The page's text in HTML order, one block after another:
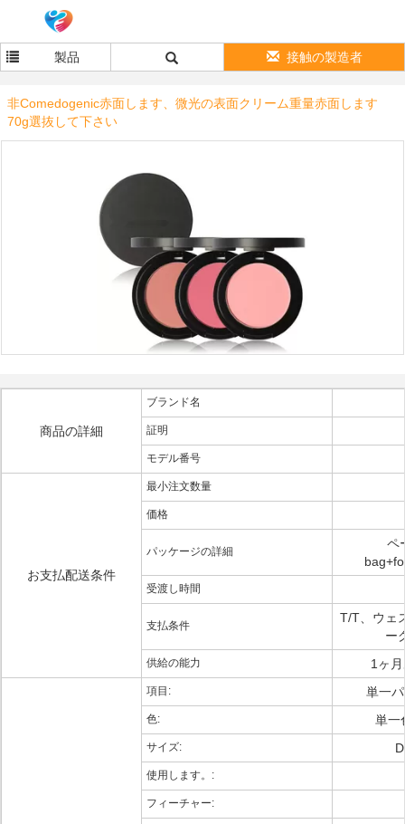
製品 接触の製造者
非Comedogenic赤面します、微光の表面クリーム重量赤面します
70g選抜して下さい
商品の詳細
ブランド名
証明
モデル番号
お支払配送条件
最小注文数量
価格
パッケージの詳細
ペ
受渡し時間
支払条件
T/T、ウェ
ー
供給の能力 1ヶ
項目: 単一
色: 単一
サイズ:
使用します。:
フィーチャー: